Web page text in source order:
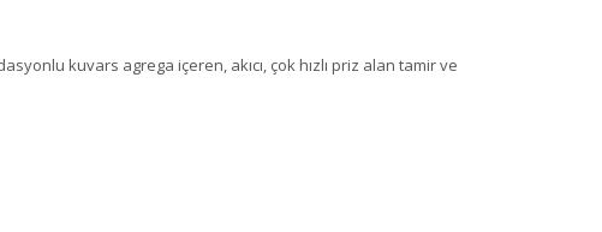
kuvars agrega içeren, akıcı, çok hızlı priz alan tamir ve